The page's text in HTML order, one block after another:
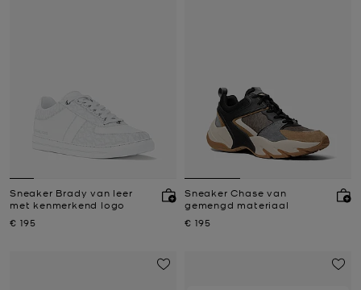
Sneaker Brady van leer
met kenmerkend logo
Nu
€ 195
Sneaker Chase van
gemengd materiaal
Nu
€ 195